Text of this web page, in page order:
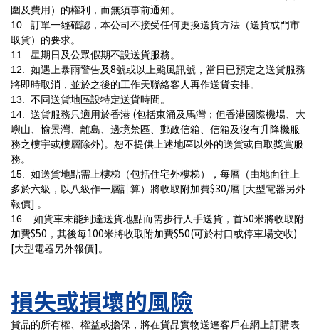
圍及費用）的權利，而無須事前通知。
10. 訂單一經確認，本公司不接受任何更換送貨方法（送貨或門市
取貨）的要求。
11. 星期日及公眾假期不設送貨服務。
12. 如遇上暴雨警告及8號或以上颱風訊號，當日已預定之送貨服務
將即時取消，並於之後的工作天聯絡客人再作送貨安排。
13. 不同送貨地區設特定送貨時間。
14. 送貨服務只適用於香港 (包括東涌及馬灣；但香港國際機場、大
嶼山、愉景灣、離島、邊境禁區、郵政信箱、信箱及沒有升降機服
務之樓宇或樓層除外)。恕不提供上述地區以外的送貨或自取獎賞服
務。
15. 如送貨地點需上樓梯（包括住宅外樓梯），每層（由地面往上
多於六級，以八級作一層計算）將收取附加費$30/層 [大型電器另外
報價] 。
16. 如貨車未能到達送貨地點而需步行人手送貨，首50米將收取附
加費$50 ，其後每100米將收取附加費$50(可於村口或停車場交收)
[大型電器另外報價] 。
損失或損壞的風險
貨品的所有權、權益或擔保，將在貨品實物送達客戶在網上訂購表